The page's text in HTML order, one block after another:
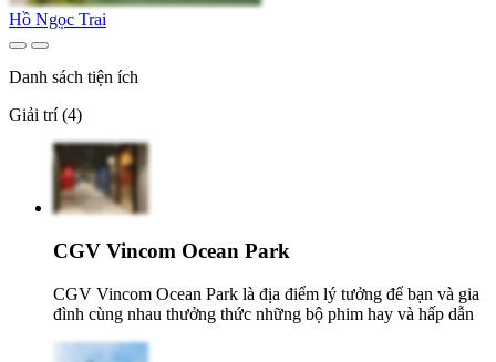
Hồ Ngọc Trai
Danh sách tiện ích
Giải trí (4)
CGV Vincom Ocean Park
CGV Vincom Ocean Park là địa điểm lý tưởng để bạn và gia
đình cùng nhau thưởng thức những bộ phim hay và hấp dẫn